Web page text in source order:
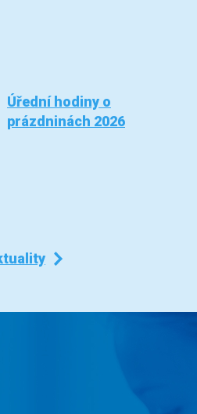
Úřední hodiny o
prázdninách 2026